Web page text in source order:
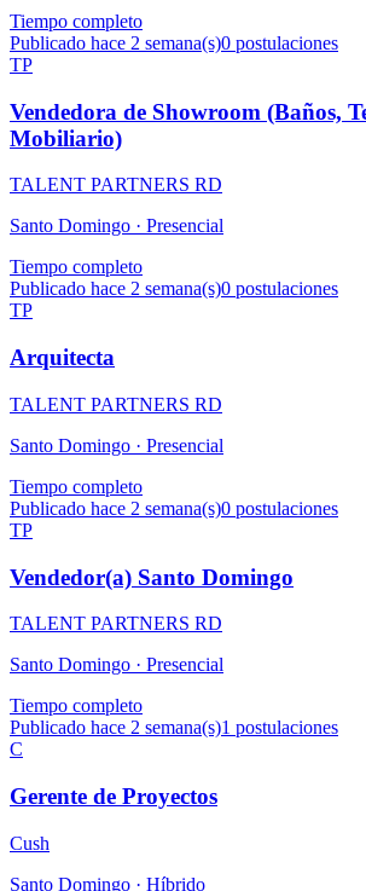
Tiempo completo
Publicado hace 2 semana(s)0 postulaciones
TP
Vendedora de Showroom (Baños,
Mobiliario)
TALENT PARTNERS RD
Santo Domingo · Presencial
Tiempo completo
Publicado hace 2 semana(s)0 postulaciones
TP
Arquitecta
TALENT PARTNERS RD
Santo Domingo · Presencial
Tiempo completo
Publicado hace 2 semana(s)0 postulaciones
TP
Vendedor(a) Santo Domingo
TALENT PARTNERS RD
Santo Domingo · Presencial
Tiempo completo
Publicado hace 2 semana(s)1 postulaciones
C
Gerente de Proyectos
Cush
Santo Domingo · Híbrido